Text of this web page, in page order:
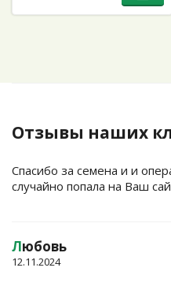
Отзывы наших
Спасибо за семена и и
случайно попала на Ваш
Любовь
12.11.2024